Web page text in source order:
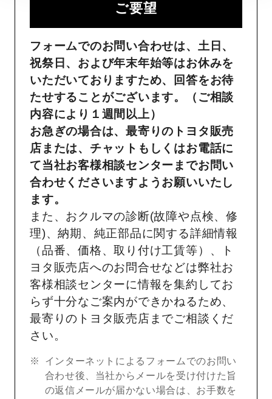
ご要望​
フォームでのお問い合わせは、土日、
祝祭日、および年末年始等はお休みを
いただいておりますため、回答をお待
たせすることがございます。（ご相談
内容により１週間以上）
お急ぎの場合は、最寄りのトヨタ販売
店または、チャットもしくはお電話に
て当社お客様相談センターまでお問い
合わせくださいますようお願いいたし
ます。
また、おクルマの診断(故障や点検、修
理)、納期、純正部品に関する詳細情報
（品番、価格、取り付け工賃等）、ト
ヨタ販売店へのお問合せなどは弊社お
客様相談センターに情報を集約してお
らず十分なご案内ができかねるため、
最寄りのトヨタ販売店までご相談くだ
さい。
インターネットによるフォームでのお問い
合わせ後、当社からメールを受け付けた旨
の返信メールが届かない場合は、お手数を